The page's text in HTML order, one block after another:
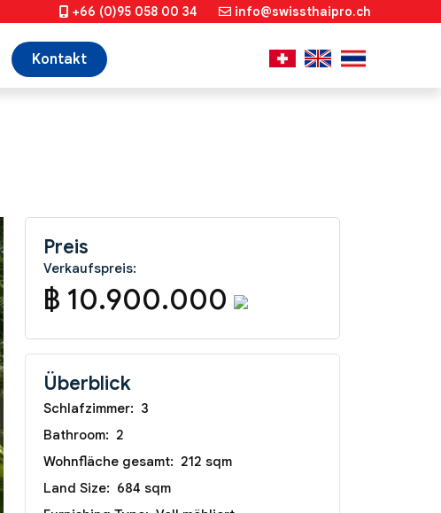
+66 (0)95 058 00 34 info@swissthaipro.ch
Kontakt
Preis
Verkaufspreis:
฿ 10.900.000
Überblick
Schlafzimmer: 3
Bathroom: 2
Wohnfläche gesamt: 212 sqm
Land Size: 684 sqm